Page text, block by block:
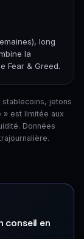
long
la
Fear & Greed.
jetons
est limitée aux
Données
en